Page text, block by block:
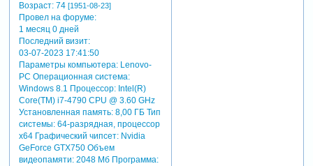
Возраст:74 [1951-08-23]
Провел на форуме:
1 месяц 0 дней
Последний визит:
03-07-2023 17:41:50
Параметры компьютера:Lenovo-
PC Операционная система:
Windows 8.1 Процессор: Intel(R)
Core(TM) i7-4790 CPU @ 3.60 GHz
Установленная память: 8,00 ГБ Тип
системы: 64-разрядная, процессор
х64 Графический чипсет: Nvidia
GeForce GTX750 Объем
видеопамяти: 2048 Мб Программа: